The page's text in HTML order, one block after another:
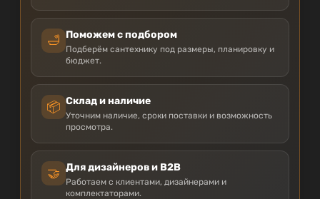
🛁 Поможем с подбором
Подберём сантехнику под размеры, планировку и
бюджет.
📦 Склад и наличие
Уточним наличие, сроки поставки и возможность
просмотра.
🤝 Для дизайнеров и B2B
Работаем с клиентами, дизайнерами и
комплектаторами.